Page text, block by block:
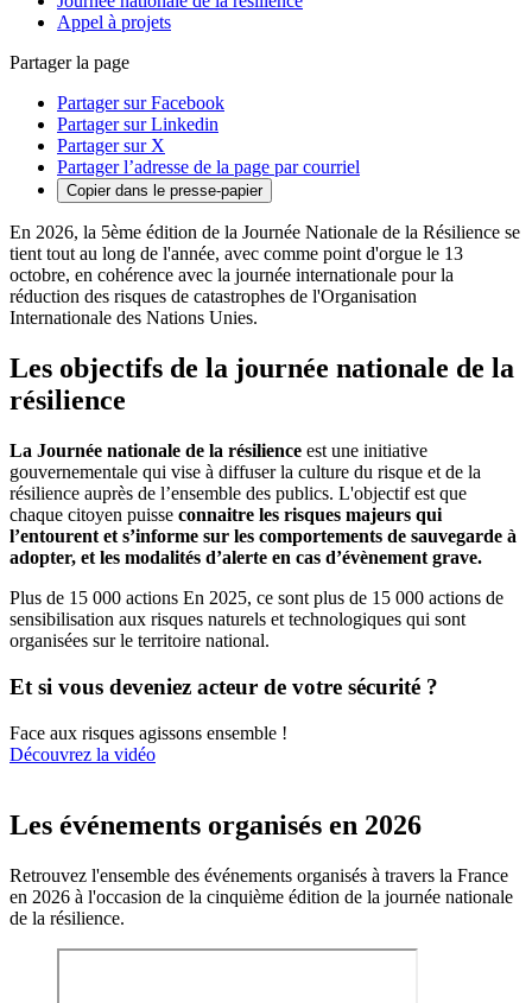
Appel à projets
Partager la page
Partager sur Facebook
Partager sur Linkedin
Partager sur X
Partager l’adresse de la page par courriel
Copier dans le presse-papier
En 2026, la 5ème édition de la Journée Nationale de la Résilience se
tient tout au long de l'année, avec comme point d'orgue le 13
octobre, en cohérence avec la journée internationale pour la
réduction des risques de catastrophes de l'Organisation
Internationale des Nations Unies.
Les objectifs de la journée nationale de la
résilience
La Journée nationale de la résilience est une initiative
gouvernementale qui vise à diffuser la culture du risque et de la
résilience auprès de l’ensemble des publics. L'objectif est que
chaque citoyen puisse connaitre les risques majeurs qui
l’entourent et s’informe sur les comportements de sauvegarde à
adopter, et les modalités d’alerte en cas d’évènement grave.
Plus de 15 000 actions En 2025, ce sont plus de 15 000 actions de
sensibilisation aux risques naturels et technologiques qui sont
organisées sur le territoire national.
Et si vous deveniez acteur de votre sécurité ?
Face aux risques agissons ensemble !
Découvrez la vidéo
Les événements organisés en 2026
Retrouvez l'ensemble des événements organisés à travers la France
en 2026 à l'occasion de la cinquième édition de la journée nationale
de la résilience.